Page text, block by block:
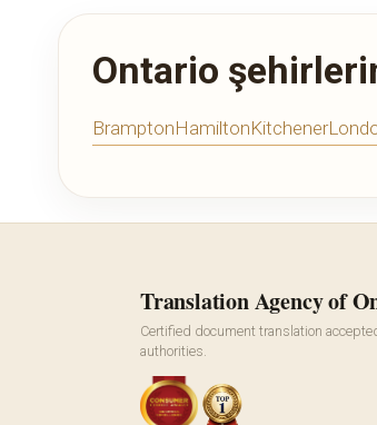
Ontario
BramptonHamiltonKitchener
Translation Agency of
Certified document translation
authorities.